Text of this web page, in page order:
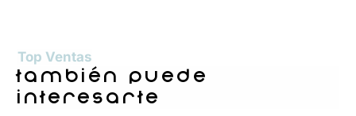
Top Ventas
también puede
interesarte